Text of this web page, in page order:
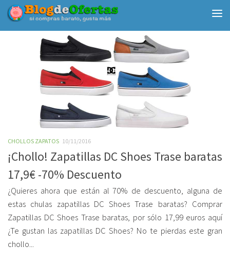
Debajo del contenido
CHOLLOS ZAPATOS 10/11/2016
¡Chollo! Zapatillas DC Shoes Trase baratas
17,9€ -70% Descuento
¿Quieres ahora que están al 70% de descuento, alguna de
estas chulas zapatillas DC Shoes Trase baratas? Comprar
Zapatillas DC Shoes Trase baratas, por sólo 17,99 euros aquí
¿Te gustan las zapatillas DC Shoes? No te pierdas este gran
chollo...